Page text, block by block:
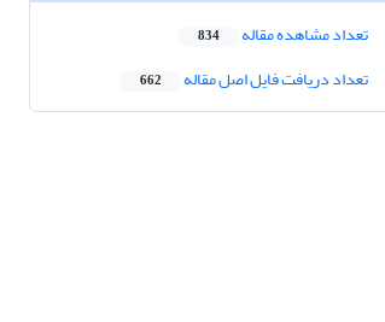
تعداد مشاهده مقاله 834
تعداد دریافت فایل اصل مقاله 662